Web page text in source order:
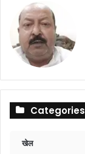
Categories
खेल